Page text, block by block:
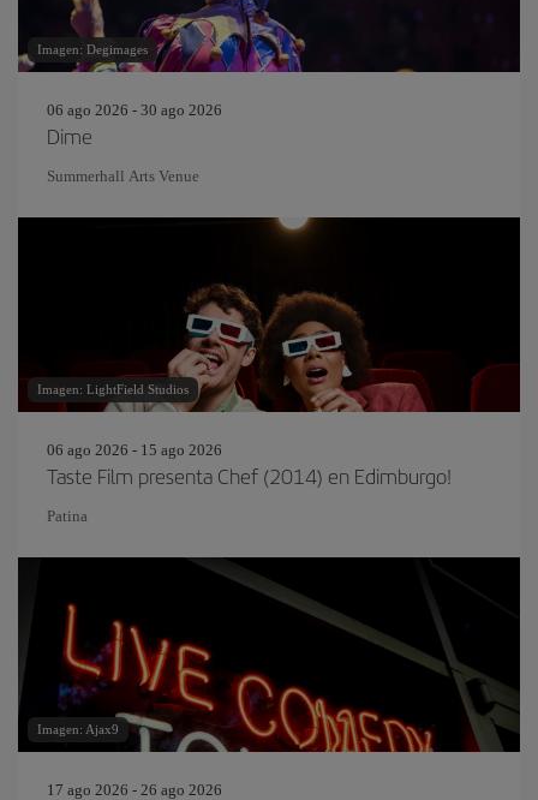
Imagen: Degimages
06 ago 2026 - 30 ago 2026
Dime
Summerhall Arts Venue
Imagen: LightField Studios
06 ago 2026 - 15 ago 2026
Taste Film presenta Chef (2014) en Edimburgo!
Patina
Imagen: Ajax9
17 ago 2026 - 26 ago 2026